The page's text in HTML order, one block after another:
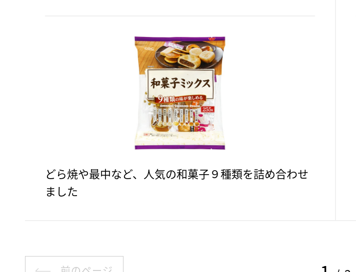
どら焼や最中など、人気の和菓子９種類を詰め合わせ
ました